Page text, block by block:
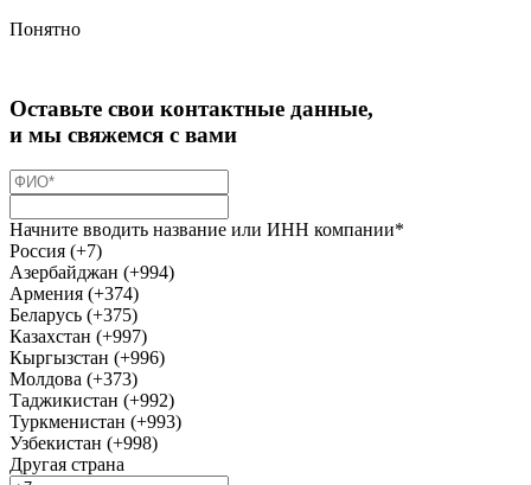
Понятно
Оставьте свои контактные данные,
и мы свяжемся с вами
Начните вводить название или ИНН компании*
Россия (+7)
Азербайджан (+994)
Армения (+374)
Беларусь (+375)
Казахстан (+997)
Кыргызстан (+996)
Молдова (+373)
Таджикистан (+992)
Туркменистан (+993)
Узбекистан (+998)
Другая страна